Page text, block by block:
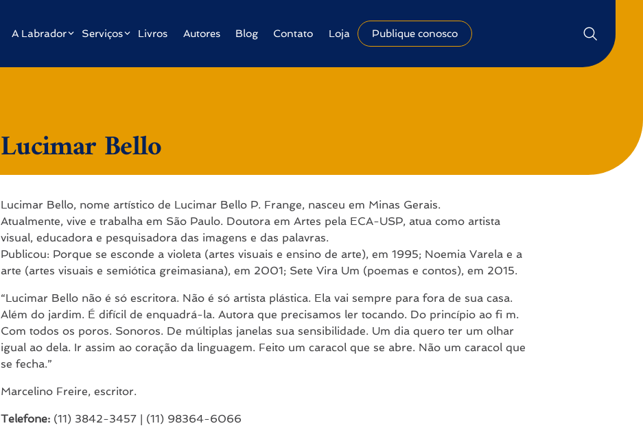
A Labrador Serviços Livros Autores Blog Contato Loja Publique conosco
Lucimar Bello
Lucimar Bello, nome artístico de Lucimar Bello P. Frange, nasceu em Minas Gerais.
Atualmente, vive e trabalha em São Paulo. Doutora em Artes pela ECA-USP, atua como artista
visual, educadora e pesquisadora das imagens e das palavras.
Publicou: Porque se esconde a violeta (artes visuais e ensino de arte), em 1995; Noemia Varela e a
arte (artes visuais e semiótica greimasiana), em 2001; Sete Vira Um (poemas e contos), em 2015.
“Lucimar Bello não é só escritora. Não é só artista plástica. Ela vai sempre para fora de sua casa.
Além do jardim. É difícil de enquadrá-la. Autora que precisamos ler tocando. Do princípio ao fi m.
Com todos os poros. Sonoros. De múltiplas janelas sua sensibilidade. Um dia quero ter um olhar
igual ao dela. Ir assim ao coração da linguagem. Feito um caracol que se abre. Não um caracol que
se fecha.”
Marcelino Freire, escritor.
Telefone: (11) 3842-3457 | (11) 98364-6066